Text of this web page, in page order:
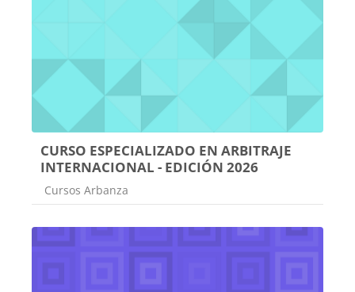
CURSO ESPECIALIZADO EN ARBITRAJE
INTERNACIONAL - EDICIÓN 2026
Categoría de cursos
Cursos Arbanza